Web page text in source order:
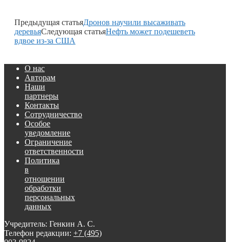
Предыдущая статьяДронов научили высаживать
деревьяСледующая статьяНефть может подешеветь
вдвое из-за США
О нас
Авторам
Наши
партнеры
Контакты
Сотрудничество
Особое
уведомление
Ограничение
ответственности
Политика
в
отношении
обработки
персональных
данных
Учредитель: Генкин А. С.
Телефон редакции: +7 (495)